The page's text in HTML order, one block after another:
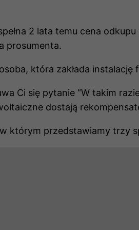
2 lata temu cena odkupu
prosumenta.
która zakłada
Ci się pytanie “W takim
dostają
którym przedstawiamy trzy